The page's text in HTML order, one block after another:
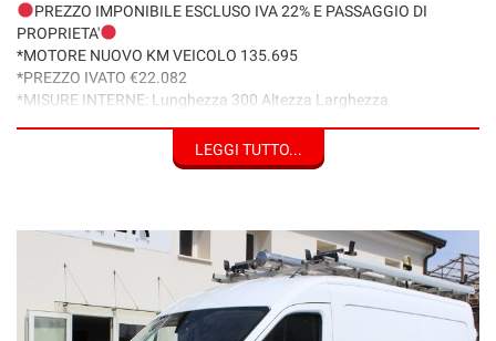
PREZZO IMPONIBILE ESCLUSO IVA 22% E PASSAGGIO DI
PROPRIETA'
*MOTORE NUOVO KM VEICOLO 135.695
*PREZZO IVATO €22.082
*MISURE INTERNE: Lunghezza 300 Altezza Larghezza
*AIRBAG/PASSEGGERO
*ALZACRISTALLI ELETTRICI 2
*ANTIFURTO/IMM.
*AUTORADIO/DAB/LETTORE CD
*BLUETOOTH/CONTROLLO VOCALE/ VIVAVOCE
LEGGI TUTTO...